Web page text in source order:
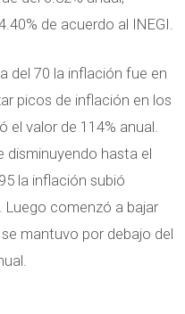
de acuerdo al INEGI.
del 70 la inflación fue en
picos de inflación en los
el valor de 114% anual.
disminuyendo hasta el
la inflación subió
Luego comenzó a bajar
mantuvo por debajo del